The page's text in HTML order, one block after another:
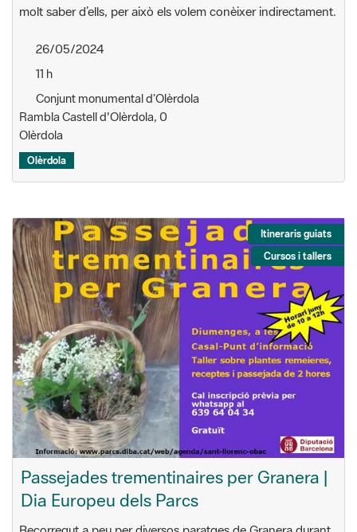
molt saber d’ells, per això els volem conèixer indirectament.
26/05/2024
11 h
Conjunt monumental d’Olèrdola
Rambla Castell d'Olèrdola, 0
Olèrdola
Olèrdola
Itineraris guiats
Cursos i tallers
Passejades trementinaires per Granera |
Dia Europeu dels Parcs